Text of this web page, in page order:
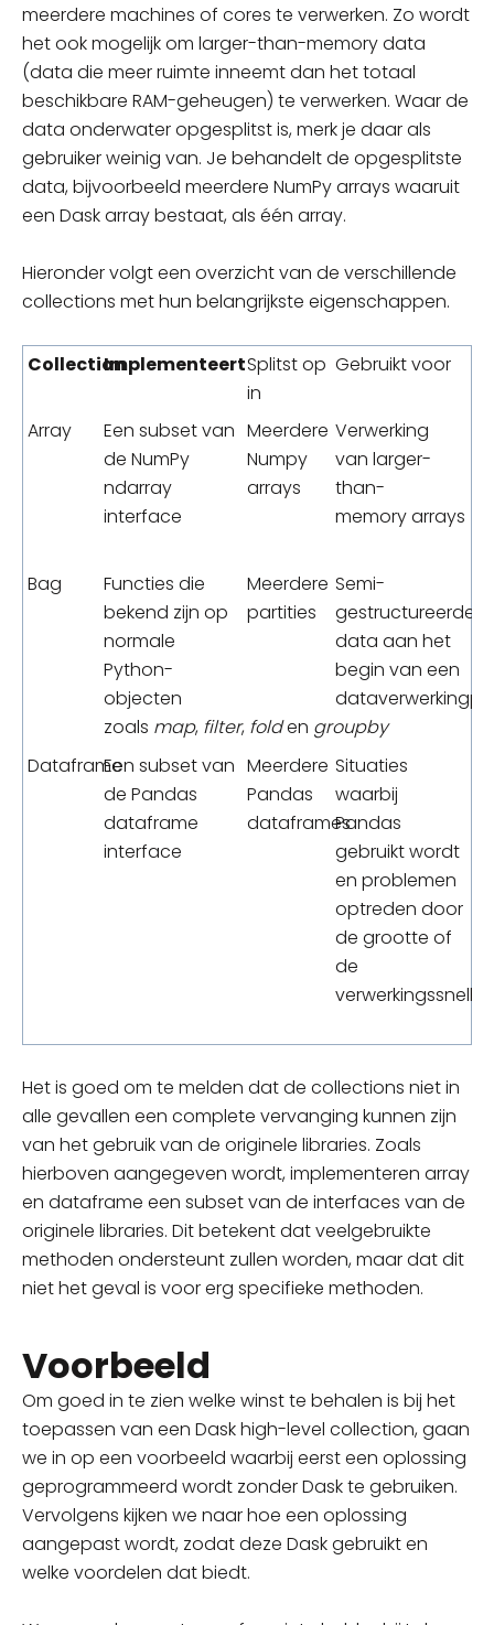
meerdere machines of cores te verwerken. Zo wordt
het ook mogelijk om larger-than-memory data
(data die meer ruimte inneemt dan het totaal
beschikbare RAM-geheugen) te verwerken. Waar de
data onderwater opgesplitst is, merk je daar als
gebruiker weinig van. Je behandelt de opgesplitste
data, bijvoorbeeld meerdere NumPy arrays waaruit
een Dask arraybestaat,als één array.
Hieronder volgt een overzicht van de verschillende
collections met hun belangrijkste eigenschappen.
CollectionImplementeertSplitst op
in
Gebruikt voor
Array
Een subset van
de NumPy
ndarray
interface
Meerdere
Numpy
arrays
Verwerking
van larger-
than-
memoryarrays
Bag
Functies die
bekend zijn op
normale
Python-
objecten
zoals map, filter, folden groupby
Meerdere
partities
Semi-
gestructureerde
data aan het
begin van een
DataframeEen subset van
de Pandas
dataframe
interface
Meerdere
Pandas
dataframes
Situaties
waarbij
Pandas
gebruikt wordt
en problemen
optreden door
de grootte of
de
Het is goed om te melden dat de collections niet in
alle gevallen een complete vervanging kunnen zijn
van het gebruik van de originele libraries. Zoals
hierboven aangegeven wordt, implementeren array
en dataframe een subset van de interfaces van de
originele libraries. Dit betekent dat veelgebruikte
methoden ondersteunt zullen worden, maar dat dit
niet het geval is voor erg specifieke methoden.
Voorbeeld
Om goed in te zien welke winst te behalen is bij het
toepassen van een Dask high-level collection,gaan
we in op een voorbeeld waarbij eerst een oplossing
geprogrammeerd wordt zonder Dask te gebruiken.
Vervolgens kijken we naar hoe een oplossing
aangepast wordt, zodatdeze Daskgebruikt en
welke voordelen dat biedt.